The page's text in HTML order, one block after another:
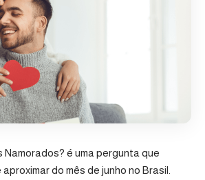
Namorados? é uma pergunta que
do mês de junho no Brasil.